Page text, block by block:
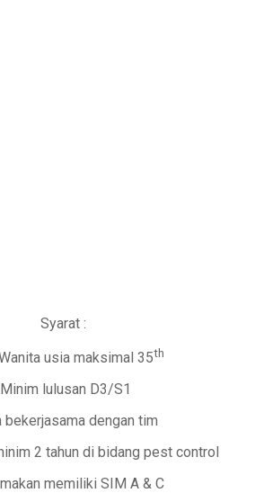
Syarat :
usia maksimal 35th
lulusan D3/S1
bekerjasama dengan tim
2 tahun di bidang pest control
memiliki SIM A & C